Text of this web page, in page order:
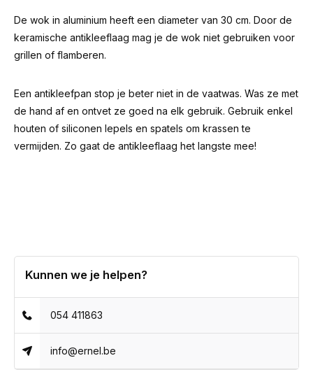
De wok in aluminium heeft een diameter van 30 cm. Door de
keramische antikleeflaag mag je de wok niet gebruiken voor
grillen of flamberen.
Een antikleefpan stop je beter niet in de vaatwas. Was ze met
de hand af en ontvet ze goed na elk gebruik. Gebruik enkel
houten of siliconen lepels en spatels om krassen te
vermijden. Zo gaat de antikleeflaag het langste mee!
Kunnen we je helpen?
054 411863
info@ernel.be